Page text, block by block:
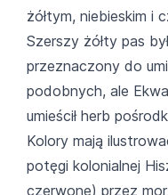
żółtym, niebieskim i
Szerszy żółty pas
przeznaczony do
podobnych, ale
umieścił herb
Kolory mają
potęgi kolonialnej
czerwone) przez